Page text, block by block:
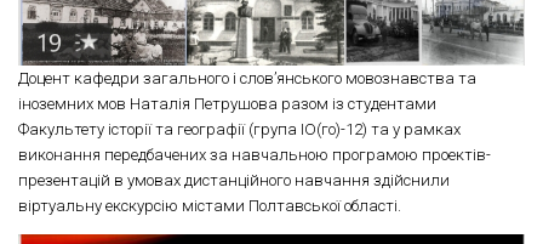
Доцент кафедри загального і слов’янського мовознавства та
іноземних мов Наталія Петрушова разом із студентами
Факультету історії та географії (група ІО(го)-12) та у рамках
виконання передбачених за навчальною програмою проектів-
презентацій в умовах дистанційного навчання здійснили
віртуальну екскурсію містами Полтавської області.